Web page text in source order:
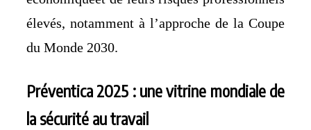
élevés, notamment à l’approche de la Coupe
du Monde 2030.
Préventica 2025 : une vitrine mondiale de
la sécurité au travail